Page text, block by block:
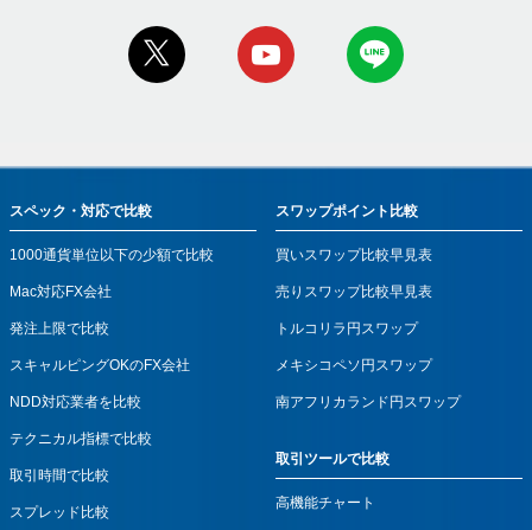
スペック・対応で比較
1000通貨単位以下の少額で比較
Mac対応FX会社
発注上限で比較
スキャルピングOKのFX会社
NDD対応業者を比較
テクニカル指標で比較
取引時間で比較
スプレッド比較
スワップポイント比較
買いスワップ比較早見表
売りスワップ比較早見表
トルコリラ円スワップ
メキシコペソ円スワップ
南アフリカランド円スワップ
取引ツールで比較
高機能チャート